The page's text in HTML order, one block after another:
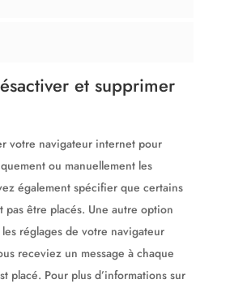
et supprimer
votre navigateur internet pour
ou manuellement les
également spécifier que certains
être placés. Une autre option
réglages de votre navigateur
receviez un message à chaque
placé. Pour plus d’informations sur